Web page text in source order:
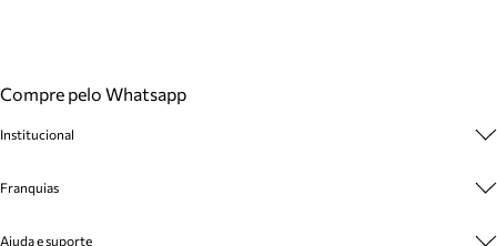
Compre pelo Whatsapp
Institucional
Cashback
Franquias
Ajuda e suporte